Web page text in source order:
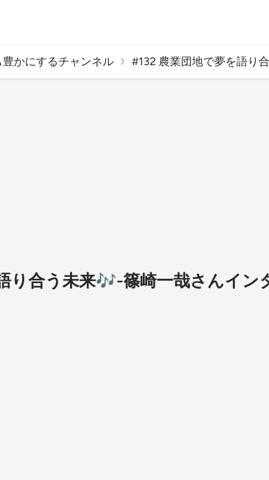
かにするチャンネル #132 農業団地で夢を語り
り合う未来🎶-篠崎一哉さんイン